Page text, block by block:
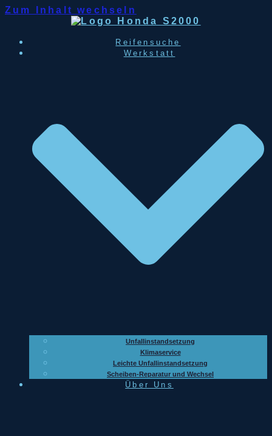
Zum Inhalt wechseln
Reifensuche
Werkstatt
Unfallinstandsetzung
Klimaservice
Leichte Unfallinstandsetzung
Scheiben-Reparatur und Wechsel
Über Uns